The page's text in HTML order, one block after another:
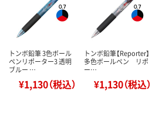
トンボ鉛筆 3色ボール
ペンリポーター3 透明
ブルー …
¥1,130（税込）
トンボ鉛筆【Reporter】
多色ボールペン リポ
ー…
¥1,130（税込）